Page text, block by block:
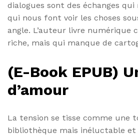
dialogues sont des échanges
qui nous font voir les choses
angle. L’auteur livre numérique
riche, mais qui manque de
(E-Book EPUB)
d’amour
La tension se tisse comme une
bibliothèque mais inéluctable